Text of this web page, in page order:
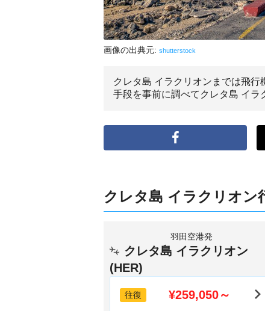
画像の出典元: shutterstock
クレタ島 イラクリオンまでは飛
手段を事前に調べてクレタ島 イラ
クレタ島 イラクリオン
羽田空港発
クレタ島 イラクリオン
(HER)
往復 ¥259,050～